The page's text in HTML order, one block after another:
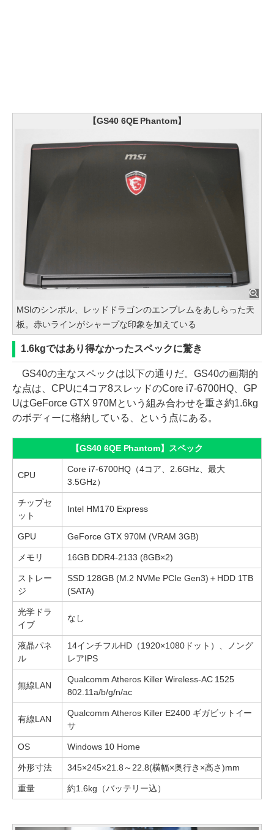
【GS40 6QE Phantom】
MSIのシンボル、レッドドラゴンのエンブレムをあしらった天
板。赤いラインがシャープな印象を加えている
1.6kgではあり得なかったスペックに驚き
GS40の主なスペックは以下の通りだ。GS40の画期的
な点は、CPUに4コア8スレッドのCore i7-6700HQ、GP
UはGeForce GTX 970Mという組み合わせを重さ約1.6kg
のボディーに格納している、という点にある。
【GS40 6QE Phantom】スペック
CPU
Core i7-6700HQ（4コア、2.6GHz、最大
3.5GHz）
チップセ
ット
Intel HM170 Express
GPU GeForce GTX 970M (VRAM 3GB)
メモリ 16GB DDR4-2133 (8GB×2)
ストレー
ジ
SSD 128GB (M.2 NVMe PCIe Gen3)＋HDD 1TB
(SATA)
光学ドラ
イブ
なし
液晶パネ
ル
14インチフルHD（1920×1080ドット）、ノング
レアIPS
無線LAN
Qualcomm Atheros Killer Wireless-AC 1525
802.11a/b/g/n/ac
有線LAN
Qualcomm Atheros Killer E2400 ギガビットイー
サ
OS Windows 10 Home
外形寸法 345×245×21.8～22.8(横幅×奥行き×高さ)mm
重量 約1.6kg（バッテリー込）